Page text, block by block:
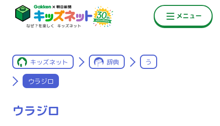
キッズネット 辞典 う
ウラジロ
ウラジロ